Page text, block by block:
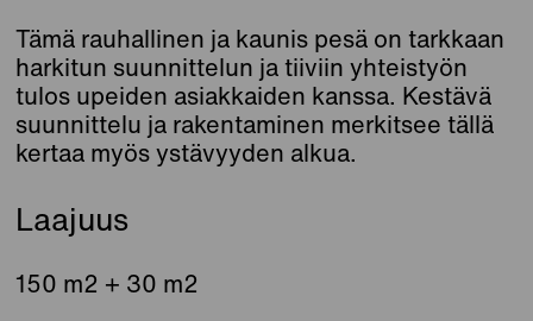
Tämä rauhallinen ja kaunis pesä on tarkkaan
harkitun suunnittelun ja tiiviin yhteistyön
tulos upeiden asiakkaiden kanssa. Kestävä
suunnittelu ja rakentaminen merkitsee tällä
kertaa myös ystävyyden alkua.
Laajuus
150 m2 + 30 m2